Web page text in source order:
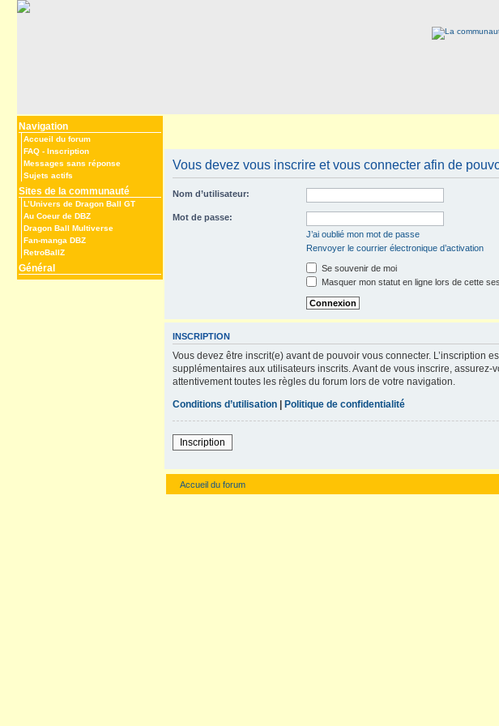
Navigation
Accueil du forum
FAQ - Inscription
Messages sans réponse
Sujets actifs
Sites de la communauté
L’Univers de Dragon Ball GT
Au Coeur de DBZ
Dragon Ball Multiverse
Fan-manga DBZ
RetroBallZ
Général
Vous devez vous inscrire et vous connecter afin de
Nom d’utilisateur:
Mot de passe:
J’ai oublié mon mot de passe
Renvoyer le courrier électronique d’activation
Se souvenir de moi
Masquer mon statut en ligne lors de cette
INSCRIPTION
Vous devez être inscrit(e) avant de pouvoir vous connecter. L’inscription
supplémentaires aux utilisateurs inscrits. Avant de vous inscrire,
attentivement toutes les règles du forum lors de votre navigation.
Conditions d’utilisation | Politique de confidentialité
Inscription
Accueil du forum